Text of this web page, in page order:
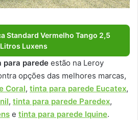
Standard Vermelho Tango 2,5
Litros Luxens
para parede estão na Leroy
opções das melhores marcas,
Coral, tinta para parede Eucatex,
, tinta para parede Paredex,
e tinta para parede Iquine.